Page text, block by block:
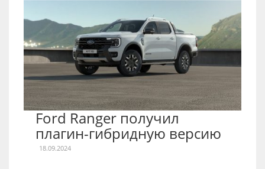
Ford Ranger получил
плагин-гибридную версию
18.09.2024